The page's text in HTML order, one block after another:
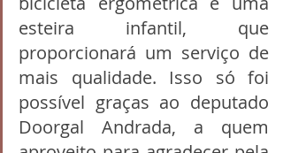
esteira infantil, que
proporcionará um serviço de
mais qualidade. Isso só foi
possível graças ao deputado
Doorgal Andrada, a quem